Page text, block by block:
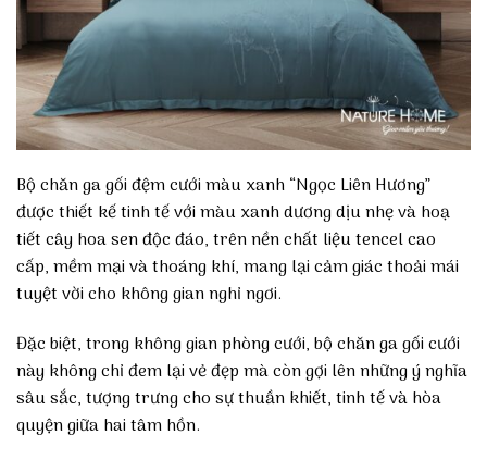
Bộ chăn ga gối đệm cưới màu xanh “Ngọc Liên Hương”
được thiết kế tinh tế với màu xanh dương dịu nhẹ và hoạ
tiết cây hoa sen độc đáo, trên nền chất liệu tencel cao
cấp, mềm mại và thoáng khí, mang lại cảm giác thoải mái
tuyệt vời cho không gian nghỉ ngơi.
Đặc biệt, trong không gian phòng cưới, bộ chăn ga gối cưới
này không chỉ đem lại vẻ đẹp mà còn gợi lên những ý nghĩa
sâu sắc, tượng trưng cho sự thuần khiết, tinh tế và hòa
quyện giữa hai tâm hồn.